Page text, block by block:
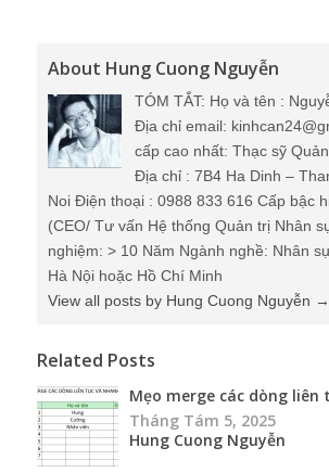
About Hung Cuong Nguyễn
TÓM TẮT: Họ và tên :
Địa chỉ email:
cấp cao nhất: Thạc sỹ
Địa chỉ : 7B4 Ha Dinh –
Noi Điện thoại : 0988 833 616 Cấp bậc
(CEO/ Tư vấn Hệ thống Quản trị Nhân
nghiệm: > 10 Năm Ngành nghề: Nhân
Hà Nội hoặc Hồ Chí Minh
View all posts by Hung Cuong Nguyễn →
Related Posts
Mẹo merge các dòng liên
Tháng Tám 5, 2025
Hung Cuong Nguyễn